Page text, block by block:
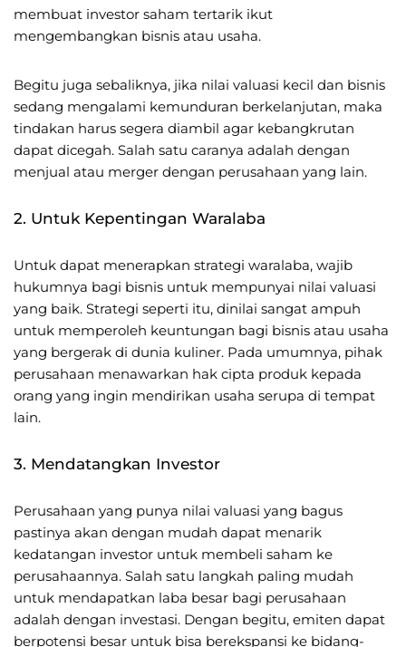
membuat investor saham tertarik ikut
mengembangkan bisnis atau usaha.
Begitu juga sebaliknya, jika nilai valuasi kecil dan bisnis
sedang mengalami kemunduran berkelanjutan, maka
tindakan harus segera diambil agar kebangkrutan
dapat dicegah. Salah satu caranya adalah dengan
menjual atau merger dengan perusahaan yang lain.
2. Untuk Kepentingan Waralaba
Untuk dapat menerapkan strategi waralaba, wajib
hukumnya bagi bisnis untuk mempunyai nilai valuasi
yang baik. Strategi seperti itu, dinilai sangat ampuh
untuk memperoleh keuntungan bagi bisnis atau usaha
yang bergerak di dunia kuliner. Pada umumnya, pihak
perusahaan menawarkan hak cipta produk kepada
orang yang ingin mendirikan usaha serupa di tempat
lain.
3. Mendatangkan Investor
Perusahaan yang punya nilai valuasi yang bagus
pastinya akan dengan mudah dapat menarik
kedatangan investor untuk membeli saham ke
perusahaannya. Salah satu langkah paling mudah
untuk mendapatkan laba besar bagi perusahaan
adalah dengan investasi. Dengan begitu, emiten dapat
berpotensi besar untuk bisa berekspansi ke bidang-